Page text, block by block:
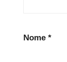
Nome *